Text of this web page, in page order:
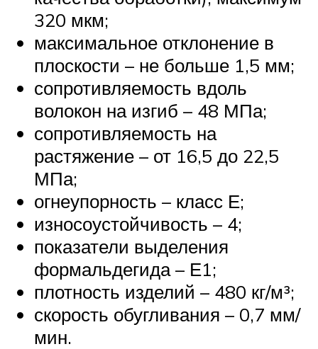
320 мкм;
максимальное отклонение в
плоскости – не больше 1,5 мм;
сопротивляемость вдоль
волокон на изгиб – 48 МПа;
сопротивляемость на
растяжение – от 16,5 до 22,5
МПа;
огнеупорность – класс Е;
износоустойчивость – 4;
показатели выделения
формальдегида – Е1;
плотность изделий – 480 кг/м³;
скорость обугливания – 0,7 мм/
мин.